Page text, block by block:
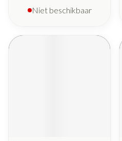
Niet beschikbaar